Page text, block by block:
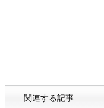
関連する記事